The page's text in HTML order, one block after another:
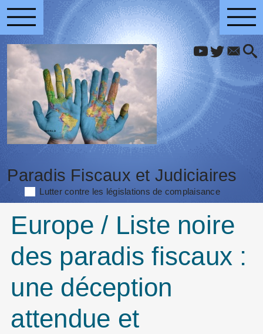
Paradis Fiscaux et Judiciaires
Lutter contre les législations de complaisance
Europe / Liste noire
des paradis fiscaux :
une déception
attendue et